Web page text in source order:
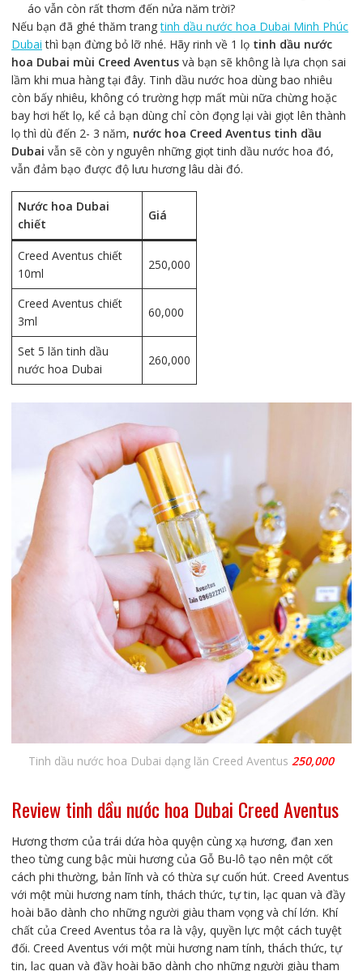
áo vẫn còn rất thơm đến nửa năm trời?
Nếu bạn đã ghé thăm trangtinh dầu nước hoa Dubai Minh Phúc
Dubai thì bạn đừng bỏ lỡ nhé. Hãy rinh về 1 lọ tinh dầu nước
hoa Dubai mùi Creed Aventusvà bạn sẽ không là lựa chọn sai
lầm khi mua hàng tại đây. Tinh dầu nước hoa dùng bao nhiêu
còn bấy nhiêu, không có trường hợp mất mùi nữa chừng hoặc
bay hơi hết lọ, kể cả bạn dùng chỉ còn đọng lại vài giọt lên thành
lọ thì dù đến 2- 3 năm, nước hoa Creed Aventus tinh dầu
Dubai vẫn sẽ còn y nguyên những giọt tinh dầu nước hoa đó,
vẫn đảm bạo được độ lưu hương lâu dài đó.
Nước hoa Dubai
chiết
Giá
Creed Aventus chiết
10ml
250,000
Creed Aventus chiết
3ml
60,000
Set 5 lăn tinh dầu
nước hoa Dubai
260,000
Tinh dầu nước hoa Dubai dạng lăn Creed Aventus 250,000
Review tinh dầu nước hoa Dubai Creed Aventus
Hương thơm của trái dứa hòa quyện cùng xạ hương, đan xen
theo từng cung bậc mùi hương của Gỗ Bu-lô tạo nên một cốt
cách phi thường, bản lĩnh và có thừa sự cuốn hút. Creed Aventus
với một mùi hương nam tính, thách thức, tự tin, lạc quan và đầy
hoài bão dành cho những người giàu tham vọng và chí lớn. Khí
chất của Creed Aventus tỏa ra là vậy, quyền lực một cách tuyệt
đối. Creed Aventus với một mùi hương nam tính, thách thức, tự
tin, lạc quan và đầy hoài bão dành cho những người giàu tham